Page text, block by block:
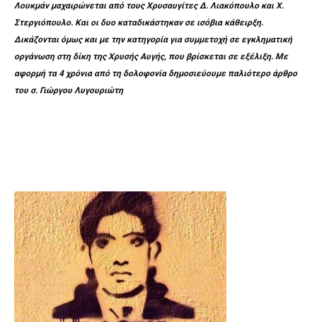
Λουκμάν μαχαιρώνεται από τους Χρυσαυγίτες Δ. Λιακόπουλο και Χ.
Στεργιόπουλο. Και οι δυο καταδικάστηκαν σε ισόβια κάθειρξη.
Δικάζονται όμως και με την κατηγορία για συμμετοχή σε εγκληματική
οργάνωση στη δίκη της Χρυσής Αυγής, που βρίσκεται σε εξέλιξη. Με
αφορμή τα 4 χρόνια από τη δολοφονία δημοσιεύουμε παλιότερο άρθρο
του σ. Γιώργου Λυγουριώτη